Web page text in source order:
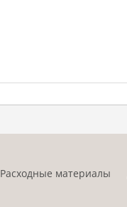
Расходные материалы